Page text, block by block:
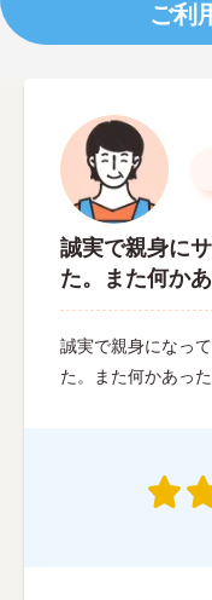
ご利
誠実で親身に
た。また何か
誠実で親身になっ
た。また何かあっ